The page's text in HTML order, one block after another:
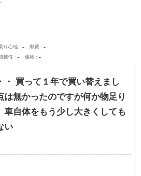
り心地 - 燃費 -
載性 - 価格 -
・ 買って１年で買い替えまし
は無かったのですが何か物足り
車自体をもう少し大きくしても
い